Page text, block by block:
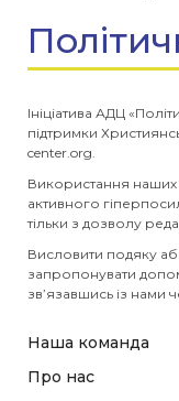
Ініціатива АДЦ
підтримки
center.org.
Використання наших
активного
тільки з дозволу
Висловити подяку
запропонувати
зв’язавшись із нами
Наша команда
Про нас